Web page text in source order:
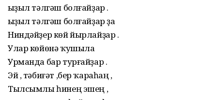
Ҡыҙыл тәлгәш болғайҙар .
Ҡыҙыл тәлгәш болғайҙар ҙа
Ниндәйҙер көй йырлайҙар .
Улар көйөнә ҡушыла
Урманда бар турғайҙар .
Эй , тәбиғәт ,бер ҡараһаң ,
Тылсымлы һинең эшең ,